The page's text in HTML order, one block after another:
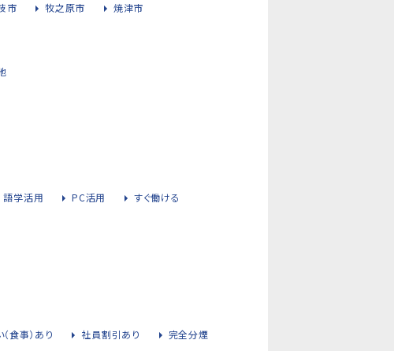
市 牧之原市 焼津市
語学活用 PC活用 すぐ働ける
食事）あり 社員割引あり
完全分煙